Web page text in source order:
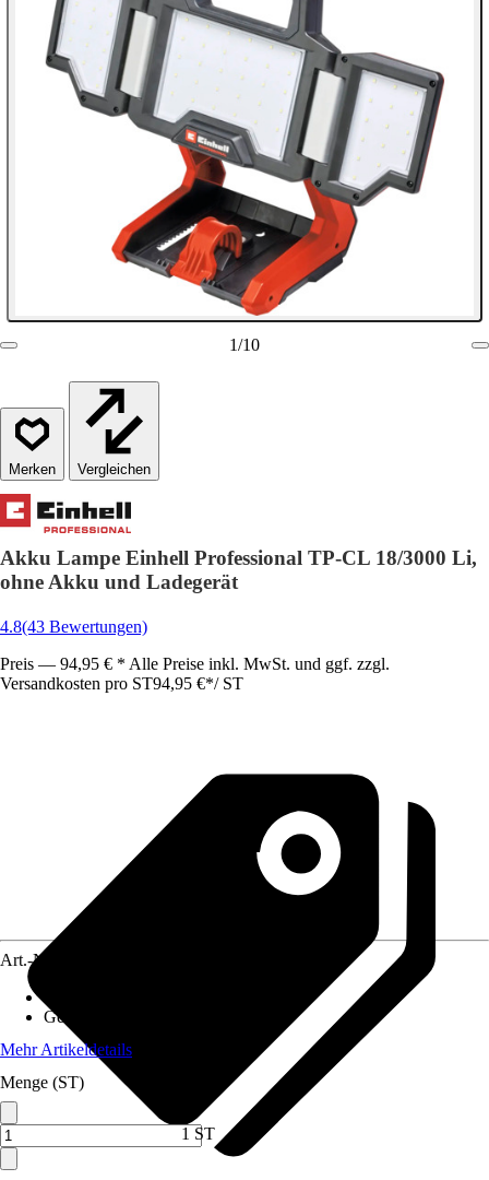
1/10
Vergleichen
Akku Lampe Einhell Professional TP-CL 18/3000 Li,
ohne Akku und Ladegerät
4.8(43 Bewertungen)
Preis — 94,95 € * Alle Preise inkl. MwSt. und ggf. zzgl.
Versandkosten pro ST94,95 €*/ ST
Art.-Nr.
Gewicht inkl. Akku
Mehr Artikeldetails
Menge (ST)
1 ST